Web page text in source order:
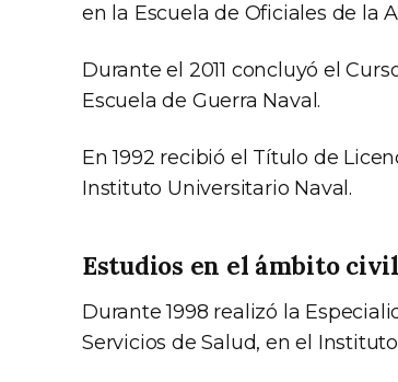
en la Escuela de Oficiales de la
Durante el 2011 concluyó el
Escuela de Guerra Naval.
En 1992 recibió el Título de
Instituto Universitario Naval.
Estudios en el ámbito civil
Durante 1998 realizó la
Servicios de Salud, en el